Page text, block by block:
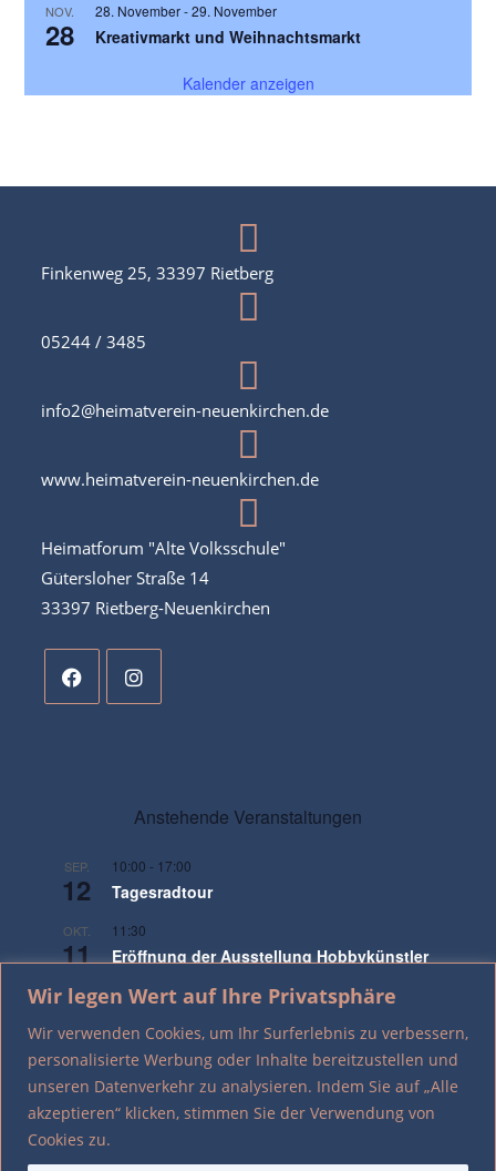
Wir legen Wert auf Ihre Privatsphäre
Wir verwenden Cookies, um Ihr Surferlebnis zu verbessern,
personalisierte Werbung oder Inhalte bereitzustellen und
unseren Datenverkehr zu analysieren. Indem Sie auf „Alle
akzeptieren“ klicken, stimmen Sie der Verwendung von
Cookies zu.
NOV.
28
28. November-29. November
Kreativmarkt und Weihnachtsmarkt
Kalender anzeigen
Finkenweg 25, 33397 Rietberg
05244 / 3485
info2@heimatverein-neuenkirchen.de
www.heimatverein-neuenkirchen.de
Heimatforum "Alte Volksschule"
Gütersloher Straße 14
33397 Rietberg-Neuenkirchen
Anstehende Veranstaltungen
SEP.
12
10:00 - 17:00
Tagesradtour
OKT.
11
11:30
Eröffnung der Ausstellung Hobbykünstler
9 Gedenken an die Pogromnacht
Kalender anzeigen